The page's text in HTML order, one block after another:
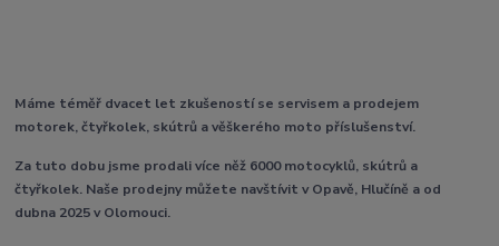
Máme téměř dvacet let zkušeností se servisem a prodejem
motorek, čtyřkolek, skútrů a věškerého moto příslušenství.
Za tuto dobu jsme prodali více něž 6000 motocyklů, skútrů a
čtyřkolek. Naše prodejny můžete navštívit v Opavě, Hlučíně a od
dubna 2025 v Olomouci.